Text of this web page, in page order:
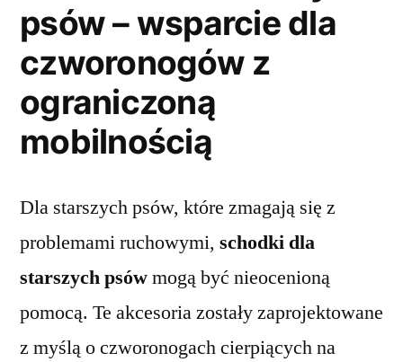
psów – wsparcie dla
czworonogów z
ograniczoną
mobilnością
Dla starszych psów, które zmagają się z
problemami ruchowymi, schodki dla
starszych psówmogą być nieocenioną
pomocą. Te akcesoria zostały zaprojektowane
z myślą o czworonogach cierpiących na